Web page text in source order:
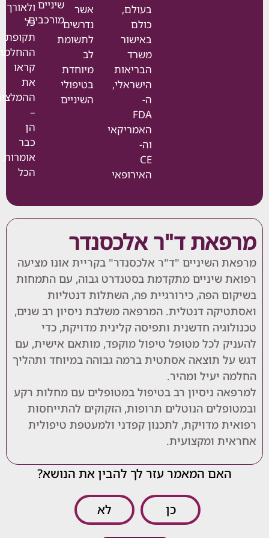
האמריקאי
אשר
נדרשים
לתשומת
לב
מיוחדת
בטיפולי
שיניים
מורכבים
ולאורך
כל
תקופת
קראו
את
ההמלצות
ד"ר אלכסנדר
"ד"ר אלכסנדר" בקריית אונו מציעה
שיניים מתקדמת בסטנדרט גבוה, עם התמחות
הפה, כירורגיית פה, השתלות דנטליות
דנטלית. המרפאה משלבת ניסיון רב שנים,
חדשנית ותפיסה קלינית מדויקת, כדי
לכל מטופל טיפול מוקפד, מותאם אישית, עם
תוצאה אסתטית ברמה גבוהה במיוחד ותהליך
ומהיר.
ניסיון רב בטיפול במטופלים עם מחלות רקע
הנוטלים תרופות, הזקוקים להתייחסות
מדויקת, לתכנון קפדני ולמעטפת טיפולית
ומקצועית.
המאמר עזר לך להבין את הנושא?
לא